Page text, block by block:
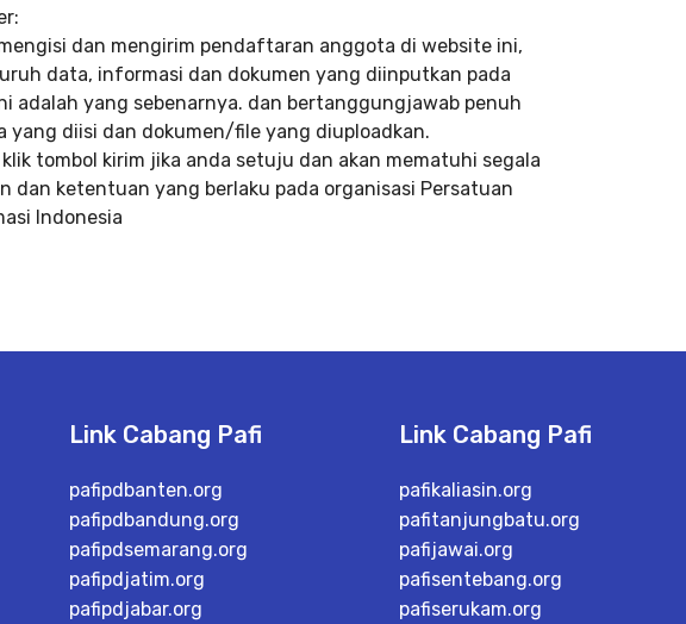
dan mengirim pendaftaran anggota di website ini,
data, informasi dan dokumen yang diinputkan pada
adalah yang sebenarnya. dan bertanggungjawab penuh
yang diisi dan dokumen/file yang diuploadkan.
tombol kirim jika anda setuju dan akan mematuhi segala
dan ketentuan yang berlaku pada organisasi Persatuan
Indonesia
Link Cabang Pafi
pafipdbanten.org
pafipdbandung.org
pafipdsemarang.org
pafipdjatim.org
pafipdjabar.org
Link Cabang Pafi
pafikaliasin.org
pafitanjungbatu.org
pafijawai.org
pafisentebang.org
pafiserukam.org